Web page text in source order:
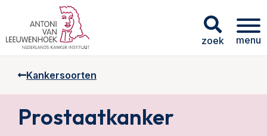
zoek menu
Kankersoorten
Prostaatkanker